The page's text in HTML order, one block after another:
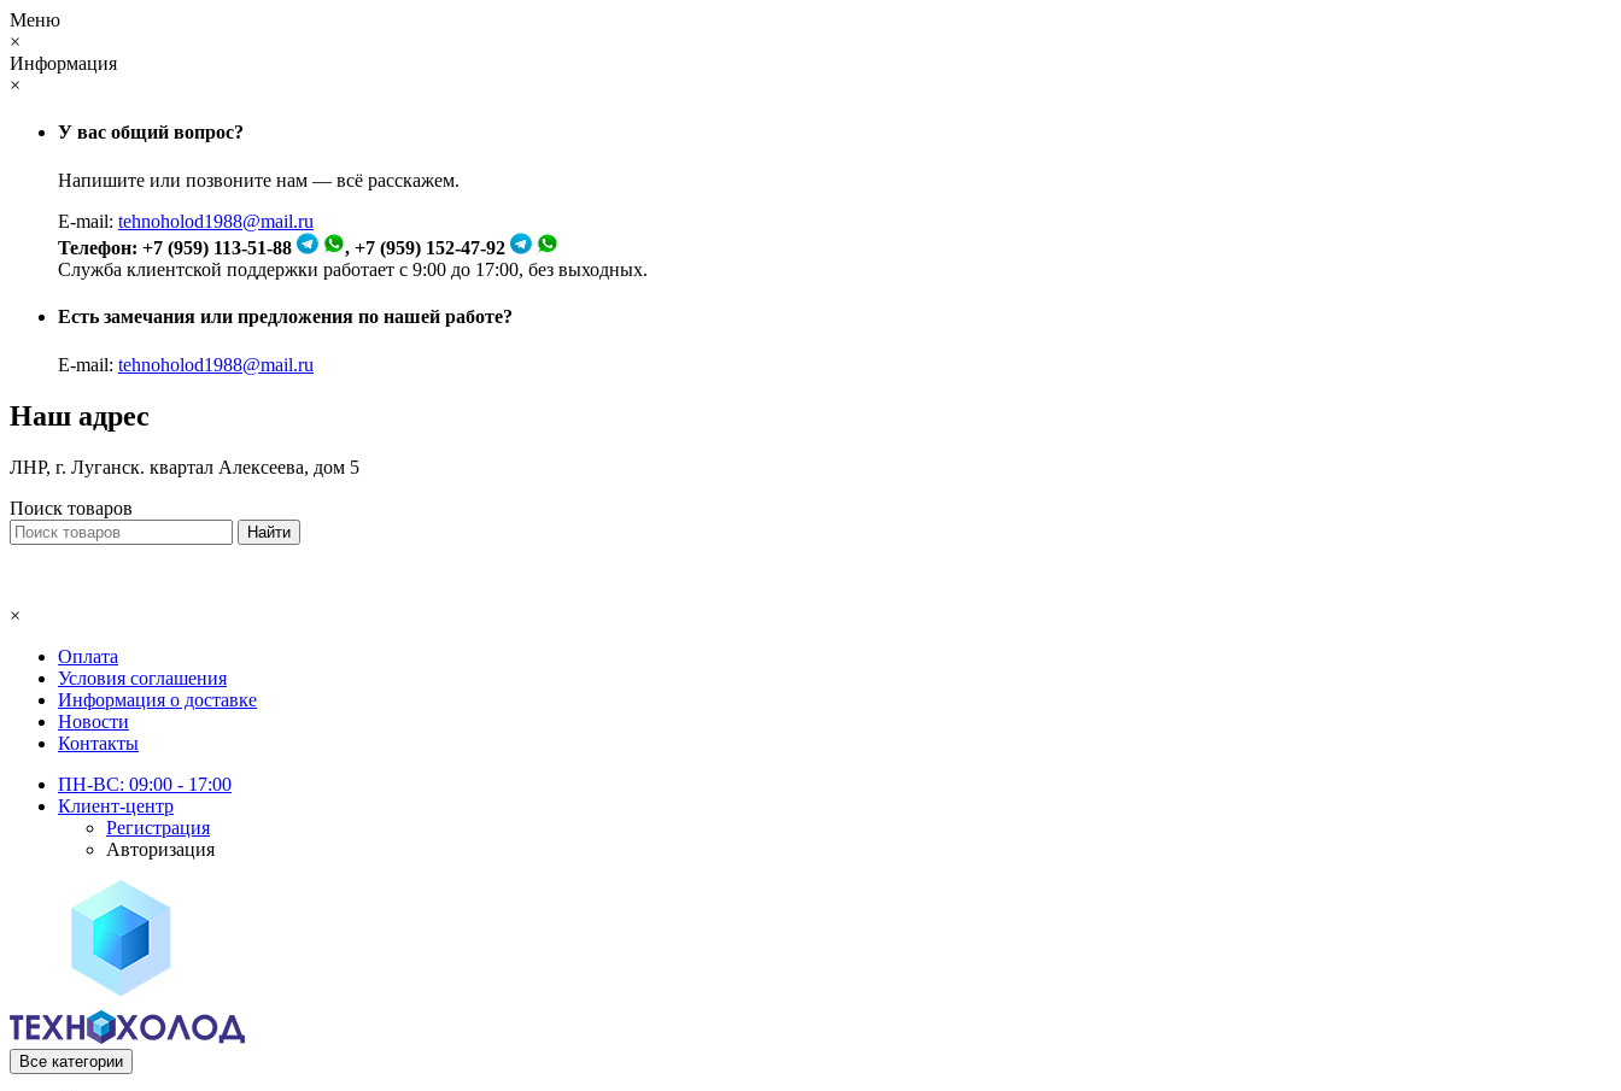
Меню
×
Информация
×
У вас общий вопрос?
Напишите или позвоните нам — всё расскажем.
E-mail: tehnoholod1988@mail.ru
Телефон: +7 (959) 113-51-88
, +7 (959) 152-47-92
Служба клиентской поддержки работает с 9:00 до 17:00, без выходных.
Есть замечания или предложения по нашей работе?
E-mail: tehnoholod1988@mail.ru
Наш адрес
ЛНР, г. Луганск. квартал Алексеева, дом 5
Поиск товаров
×
Оплата
Условия соглашения
Информация о доставке
Новости
Контакты
ПН-ВС: 09:00 - 17:00
Клиент-центр
Регистрация
Авторизация
Все категории